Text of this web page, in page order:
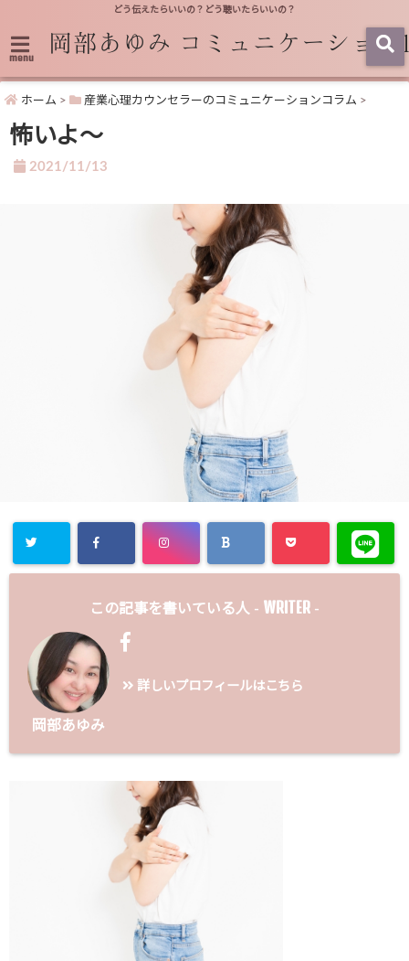
どう伝えたらいいの？どう聴いたらいいの？
menu
ホーム > 産業心理カウンセラーのコミュニケーションコラム >
怖いよ～
2021/11/13
この記事を書いている人 - WRITER -
岡部あゆみ
詳しいプロフィールはこちら